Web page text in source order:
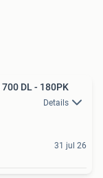
DL - 180PK
Details
31 jul 26